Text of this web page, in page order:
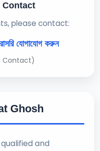
please contact:
যোগাযোগ করুন
Contact)
Ghosh
and